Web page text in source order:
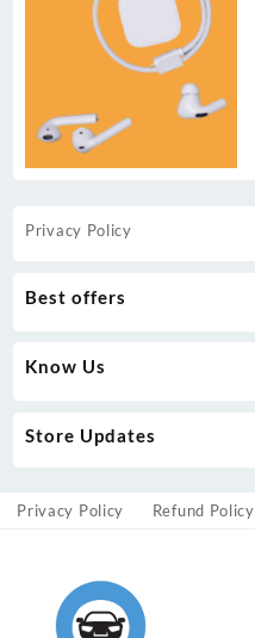
Privacy Policy
Best offers
Know Us
Store Updates
Privacy Policy Refund Policy